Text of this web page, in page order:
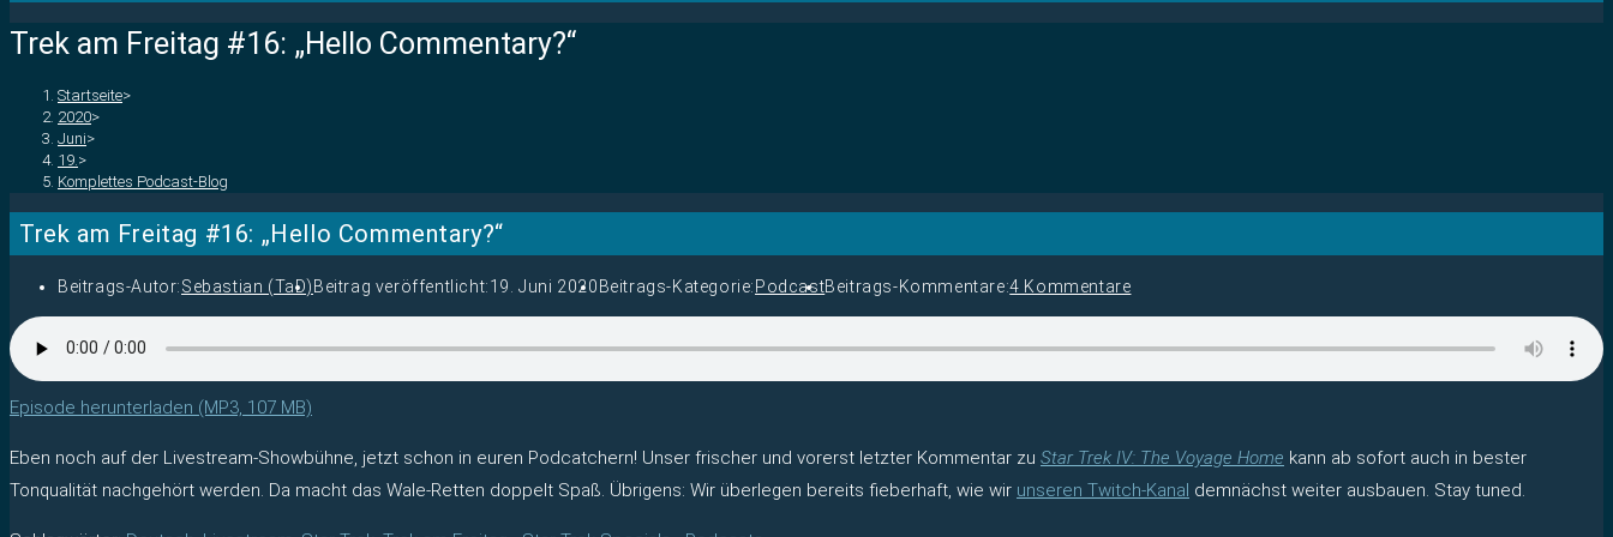
Trek am Freitag #16: „Hello Commentary?“
Startseite>
2020>
Juni>
19. >
Komplettes Podcast-Blog
Trek am Freitag #16: „Hello Commentary?“
Beitrags-Autor:Sebastian (TaD) Beitrag veröffentlicht:19. Juni 2020 Beitrags-Kategorie: PodcastBeitrags-Kommentare:4 Kommentare
Episode herunterladen (MP3, 107 MB)
Eben noch auf der Livestream-Showbühne, jetzt schon in euren Podcatchern! Unser frischer und vorerst letzter Kommentar zu Star Trek IV: The Voyage Home kann ab sofort auch in bester
Tonqualität nachgehört werden. Da macht das Wale-Retten doppelt Spaß. Übrigens: Wir überlegen bereits fieberhaft, wie wir unseren Twitch-Kanal demnächst weiter ausbauen. Stay tuned.